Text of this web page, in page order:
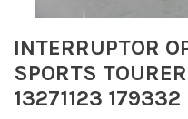
INTERRUPTOR
SPORTS
13271123 179332